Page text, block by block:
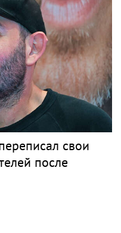
свои
после